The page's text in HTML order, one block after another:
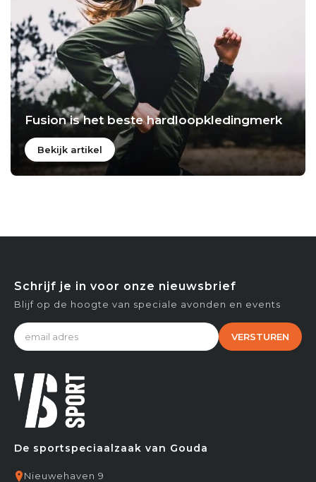
Fusion is het beste hardloopkledingmerk
Bekijk artikel
De sportspeciaalzaak van Gouda
Nieuwehaven 9
Schrijf je in voor onze nieuwsbrief
Blijf op de hoogte van speciale avonden en events
VERSTUREN